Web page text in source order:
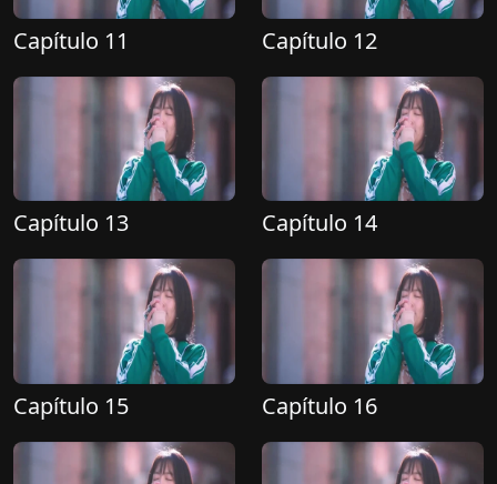
Capítulo 11 Capítulo 12
Capítulo 13 Capítulo 14
Capítulo 15 Capítulo 16